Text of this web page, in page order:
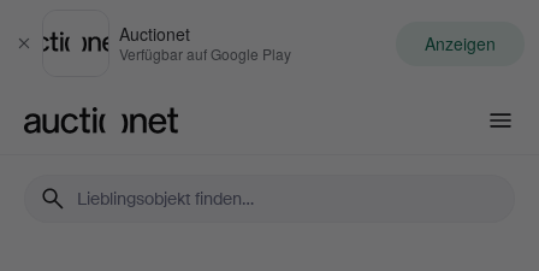
Schließen
Auctionet
Verfügbar auf Google Play Anzeigen